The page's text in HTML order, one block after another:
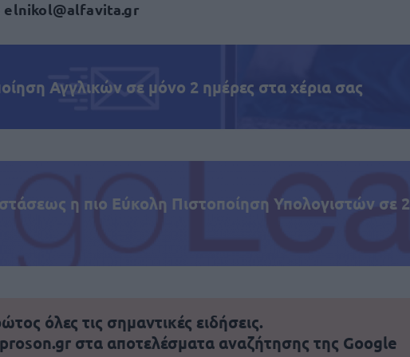
elnikol@alfavita.gr
Αγγλικών σε μόνο 2 ημέρες στα χέρια σας
η πιο Εύκολη Πιστοποίηση Υπολογιστών σε 2
όλες τις σημαντικές ειδήσεις.
στα αποτελέσματα αναζήτησης της Google